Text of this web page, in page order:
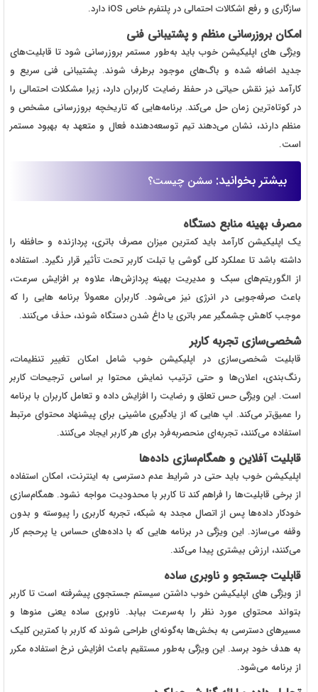
سازگاری و رفع اشکالات احتمالی در پلتفرم خاص iOS دارد.
امکان بروزرسانی منظم و پشتیبانی فنی
ویژگی های اپلیکیشن خوب باید به‌طور مستمر بروزرسانی شود تا قابلیت‌های
جدید اضافه شده و باگ‌های موجود برطرف شوند. پشتیبانی فنی سریع و
کارآمد نیز نقش حیاتی در حفظ رضایت کاربران دارد، زیرا مشکلات احتمالی را
در کوتاه‌ترین زمان حل می‌کند. برنامه‌هایی که تاریخچه بروزرسانی مشخص و
منظم دارند، نشان می‌دهند تیم توسعه‌دهنده فعال و متعهد به بهبود مستمر
است.
بیشتر بخوانید: سشن چیست؟
مصرف بهینه منابع دستگاه
یک اپلیکیشن کارآمد باید کمترین میزان مصرف باتری، پردازنده و حافظه را
داشته باشد تا عملکرد کلی گوشی یا تبلت کاربر تحت تأثیر قرار نگیرد. استفاده
از الگوریتم‌های سبک و مدیریت بهینه پردازش‌ها، علاوه بر افزایش سرعت،
باعث صرفه‌جویی در انرژی نیز می‌شود. کاربران معمولاً برنامه هایی را که
موجب کاهش چشمگیر عمر باتری یا داغ شدن دستگاه شوند، حذف می‌کنند.
شخصی‌سازی تجربه کاربر
قابلیت شخصی‌سازی در اپلیکیشن خوب شامل امکان تغییر تنظیمات،
رنگ‌بندی، اعلان‌ها و حتی ترتیب نمایش محتوا بر اساس ترجیحات کاربر
است. این ویژگی حس تعلق و رضایت را افزایش داده و تعامل کاربران با برنامه
را عمیق‌تر می‌کند. اپ هایی که از یادگیری ماشینی برای پیشنهاد محتوای مرتبط
استفاده می‌کنند، تجربه‌ای منحصربه‌فرد برای هر کاربر ایجاد می‌کنند.
قابلیت آفلاین و همگام‌سازی داده‌ها
اپلیکیشن خوب باید حتی در شرایط عدم دسترسی به اینترنت، امکان استفاده
از برخی قابلیت‌ها را فراهم کند تا کاربر با محدودیت مواجه نشود. همگام‌سازی
خودکار داده‌ها پس از اتصال مجدد به شبکه، تجربه کاربری را پیوسته و بدون
وقفه می‌سازد. این ویژگی در برنامه هایی که با داده‌های حساس یا پرحجم کار
می‌کنند، ارزش بیشتری پیدا می‌کند.
قابلیت جستجو و ناوبری ساده
از ویژگی های اپلیکیشن خوب داشتن سیستم جستجوی پیشرفته است تا کاربر
بتواند محتوای مورد نظر را به‌سرعت بیابد. ناوبری ساده یعنی منوها و
مسیرهای دسترسی به بخش‌ها به‌گونه‌ای طراحی شوند که کاربر با کمترین کلیک
به هدف خود برسد. این ویژگی به‌طور مستقیم باعث افزایش نرخ استفاده مکرر
از برنامه می‌شود.